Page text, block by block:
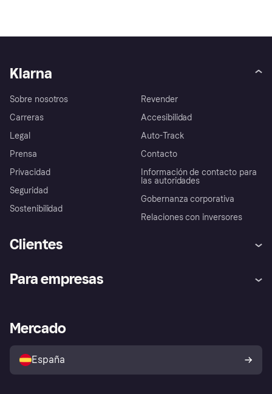
Klarna
Sobre nosotros
Carreras
Legal
Prensa
Privacidad
Seguridad
Sostenibilidad
Revender
Accesibilidad
Auto-Track
Contacto
Información de contacto para
las autoridades
Gobernanza corporativa
Relaciones con inversores
Clientes
Inicio de sesión
Directorio de tiendas
Política de protección al
comprador de Klarna
Reclamaciones
Para empresas
Acceso empresas
Mercado
España